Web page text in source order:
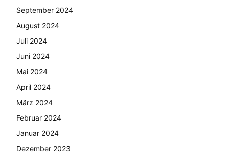
September 2024
August 2024
Juli 2024
Juni 2024
Mai 2024
April 2024
März 2024
Februar 2024
Januar 2024
Dezember 2023